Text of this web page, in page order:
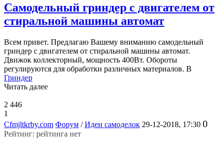
Самодельный гриндер с двигателем от
стиральной машины автомат
Всем привет. Предлагаю Вашему вниманию самодельный
гриндер с двигателем от стиральной машины автомат.
Движок коллекторный, мощность 400Вт. Обороты
регулируются для обработки различных материалов. В
Гриндер
Читать далее
2 446
1
Cfmjltkrby.com Форум /Идеи самоделок 29-12-2018, 17:30 0
Рейтинг: рейтинга нет